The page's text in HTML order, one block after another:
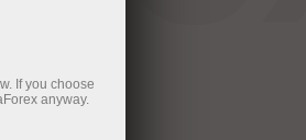
If you choose
anyway.